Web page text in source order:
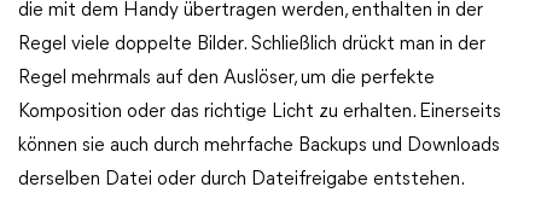
die mit dem Handy übertragen werden, enthalten in der
Regel viele doppelte Bilder. Schließlich drückt man in der
Regel mehrmals auf den Auslöser, um die perfekte
Komposition oder das richtige Licht zu erhalten. Einerseits
können sie auch durch mehrfache Backups und Downloads
derselben Datei oder durch Dateifreigabe entstehen.